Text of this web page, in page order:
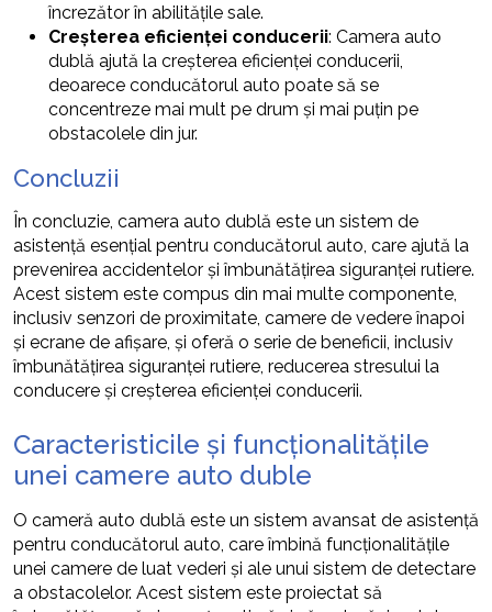
încrezător în abilitățile sale.
Creșterea eficienței conducerii: Camera auto
dublă ajută la creșterea eficienței conducerii,
deoarece conducătorul auto poate să se
concentreze mai mult pe drum și mai puțin pe
obstacolele din jur.
Concluzii
În concluzie, camera auto dublă este un sistem de
asistență esențial pentru conducătorul auto, care ajută la
prevenirea accidentelor și îmbunătățirea siguranței rutiere.
Acest sistem este compus din mai multe componente,
inclusiv senzori de proximitate, camere de vedere înapoi
și ecrane de afișare, și oferă o serie de beneficii, inclusiv
îmbunătățirea siguranței rutiere, reducerea stresului la
conducere și creșterea eficienței conducerii.
Caracteristicile și funcționalitățile
unei camere auto duble
O cameră auto dublă este un sistem avansat de asistență
pentru conducătorul auto, care îmbină funcționalitățile
unei camere de luat vederi și ale unui sistem de detectare
a obstacolelor. Acest sistem este proiectat să